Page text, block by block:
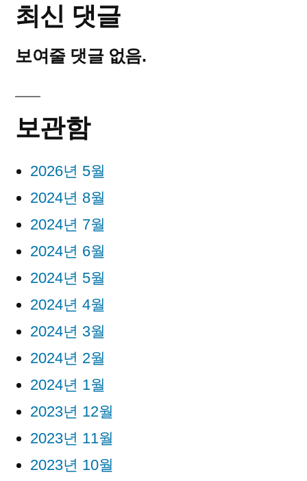
최신 댓글
보여줄 댓글 없음.
보관함
2026년 5월
2024년 8월
2024년 7월
2024년 6월
2024년 5월
2024년 4월
2024년 3월
2024년 2월
2024년 1월
2023년 12월
2023년 11월
2023년 10월